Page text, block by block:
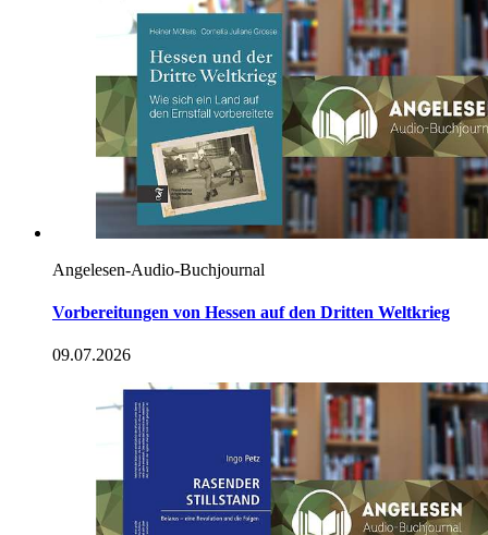
Angelesen-Audio-Buchjournal
Vorbereitungen von Hessen auf den Dritten Weltkrieg
09.07.2026